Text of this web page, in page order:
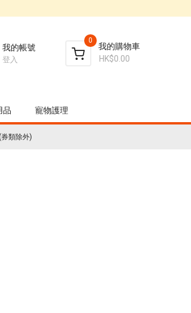
我的帳號
登入
我的購物車
0
HK$0.00
品 寵物護理
類除外)